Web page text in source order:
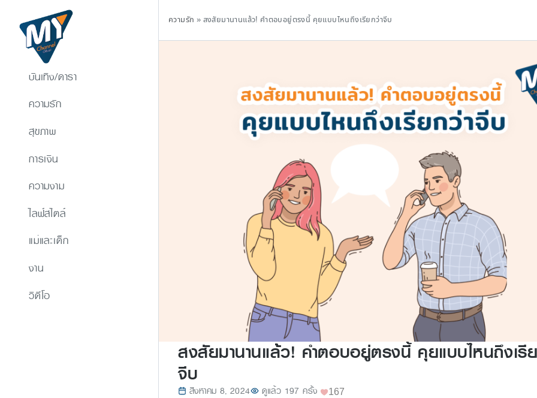
บันเทิง/ดารา
ความรัก
สุขภาพ
การเงิน
ความงาม
ไลฟ์สไตล์
แม่และเด็ก
งาน
วิดีโอ
ความรัก » สงสัยมานานแล้ว! คำตอบอยู่ตรงนี้ คุยแบบไหนถึงเรียกว่าจีบ
สงสัยมานานแล้ว! คำตอบอยู่ตรงนี้ คุยแบบไหนถึงเรี
จีบ
สิงหาคม 8, 2024 ดูแล้ว 197 ครั้ง 167